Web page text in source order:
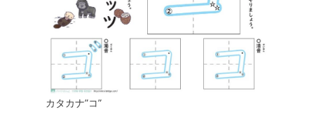
カタカナ”コ”